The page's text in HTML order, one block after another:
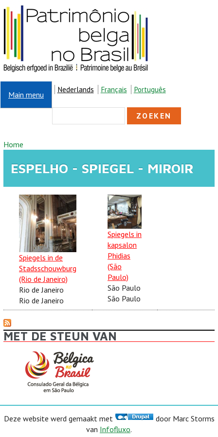
Overslaan en naar de inhoud gaan
Main menu
Nederlands Français Português
ZOEKVELD
U BENT HIER
Home
ESPELHO - SPIEGEL - MIROIR
Spiegels in de
Stadsschouwburg
(Rio de Janeiro)
Rio de Janeiro
Rio de Janeiro
Spiegels in
kapsalon
Phidias
(São
Paulo)
São Paulo
São Paulo
MET DE STEUN VAN
Deze website werd gemaakt met
door Marc Storms
van Infofluxo.